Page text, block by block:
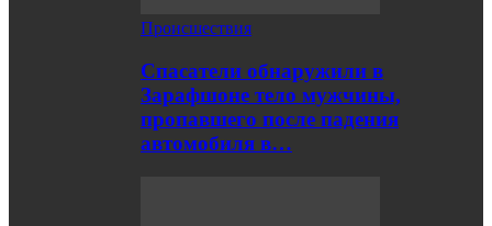
Происшествия
Спасатели обнаружили в
Зарафшоне тело мужчины,
пропавшего после падения
автомобиля в…